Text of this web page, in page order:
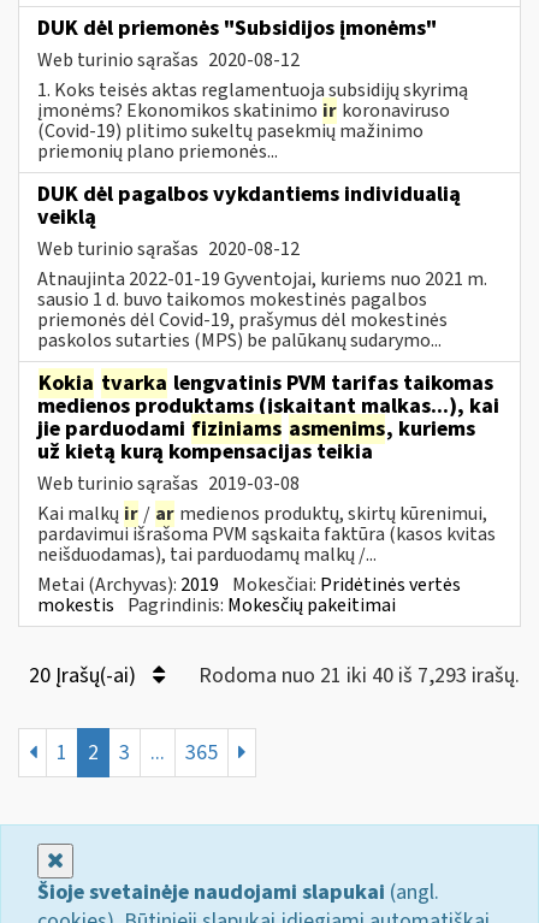
DUK dėl priemonės "Subsidijos įmonėms"
Web turinio sąrašas 2020-08-12
1. Koks teisės aktas reglamentuoja subsidijų skyrimą
įmonėms? Ekonomikos skatinimo ir koronaviruso
(Covid-19) plitimo sukeltų pasekmių mažinimo
priemonių plano priemonės...
DUK dėl pagalbos vykdantiems individualią
veiklą
Web turinio sąrašas 2020-08-12
Atnaujinta 2022-01-19 Gyventojai, kuriems nuo 2021 m.
sausio 1 d. buvo taikomos mokestinės pagalbos
priemonės dėl Covid-19, prašymus dėl mokestinės
paskolos sutarties (MPS) be palūkanų sudarymo...
Kokia tvarka lengvatinis PVM tarifas taikomas
medienos produktams (įskaitant malkas...), kai
jie parduodami fiziniams asmenims, kuriems
už kietą kurą kompensacijas teikia
Web turinio sąrašas 2019-03-08
Kai malkų ir / ar medienos produktų, skirtų kūrenimui,
pardavimui išrašoma PVM sąskaita faktūra (kasos kvitas
neišduodamas), tai parduodamų malkų /...
Metai (Archyvas): 2019 Mokesčiai: Pridėtinės vertės
mokestis Pagrindinis: Mokesčių pakeitimai
20 Įrašų(-ai) Rodoma nuo 21 iki 40 iš 7,293 irašų.
1 2 3 ... 365
Šioje svetainėje naudojami slapukai (angl.